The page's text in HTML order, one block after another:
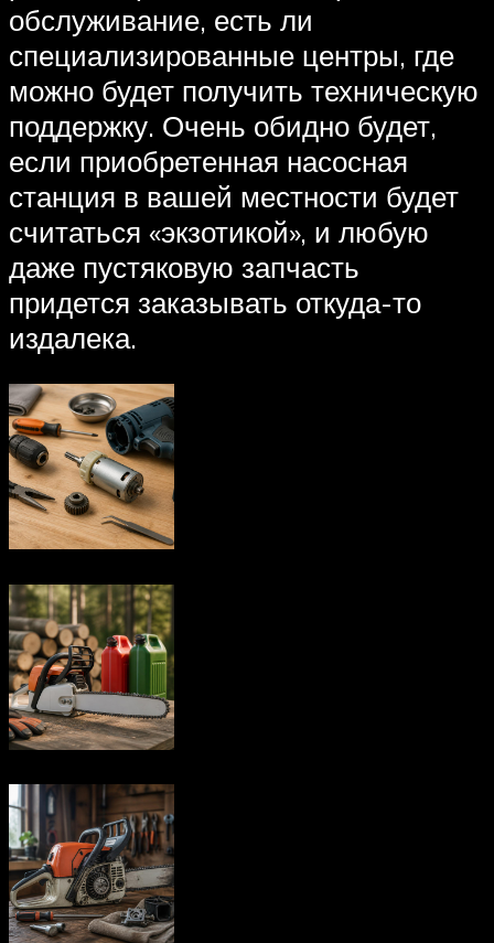
обслуживание, есть ли
специализированные центры, где
можно будет получить техническую
поддержку. Очень обидно будет,
если приобретенная насосная
станция в вашей местности будет
считаться «экзотикой», и любую
даже пустяковую запчасть
придется заказывать откуда-то
издалека.